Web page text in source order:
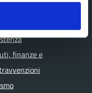
finanze e